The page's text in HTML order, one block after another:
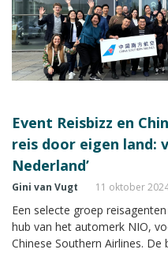
Event Reisbizz en
reis door eigen land:
Nederland’
Gini van Vugt 11 oktober
Een selecte groep
hub van het automerk NIO,
Chinese Southern Airlines.